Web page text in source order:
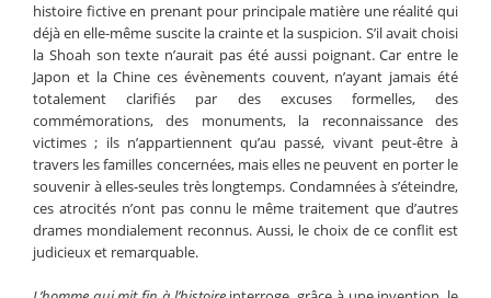
histoire fictive en prenant pour principale matière une réalité qui
déjà en elle-même suscite la crainte et la suspicion. S’il avait choisi
la Shoah son texte n’aurait pas été aussi poignant. Car entre le
Japon et la Chine ces évènements couvent, n’ayant jamais été
totalement clarifiés par des excuses formelles, des
commémorations, des monuments, la reconnaissance des
victimes ; ils n’appartiennent qu’au passé, vivant peut-être à
travers les familles concernées, mais elles ne peuvent en porter le
souvenir à elles-seules très longtemps. Condamnées à s’éteindre,
ces atrocités n’ont pas connu le même traitement que d’autres
drames mondialement reconnus. Aussi, le choix de ce conflit est
judicieux et remarquable.